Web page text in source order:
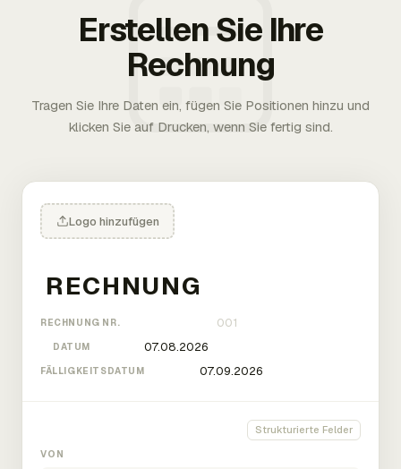
Erstellen Sie Ihre
Rechnung
Tragen Sie Ihre Daten ein, fügen Sie Positionen hinzu und
klicken Sie auf Drucken, wenn Sie fertig sind.
Logo hinzufügen
RECHNUNG NR.
DATUM
FÄLLIGKEITSDATUM
Strukturierte Felder
VON